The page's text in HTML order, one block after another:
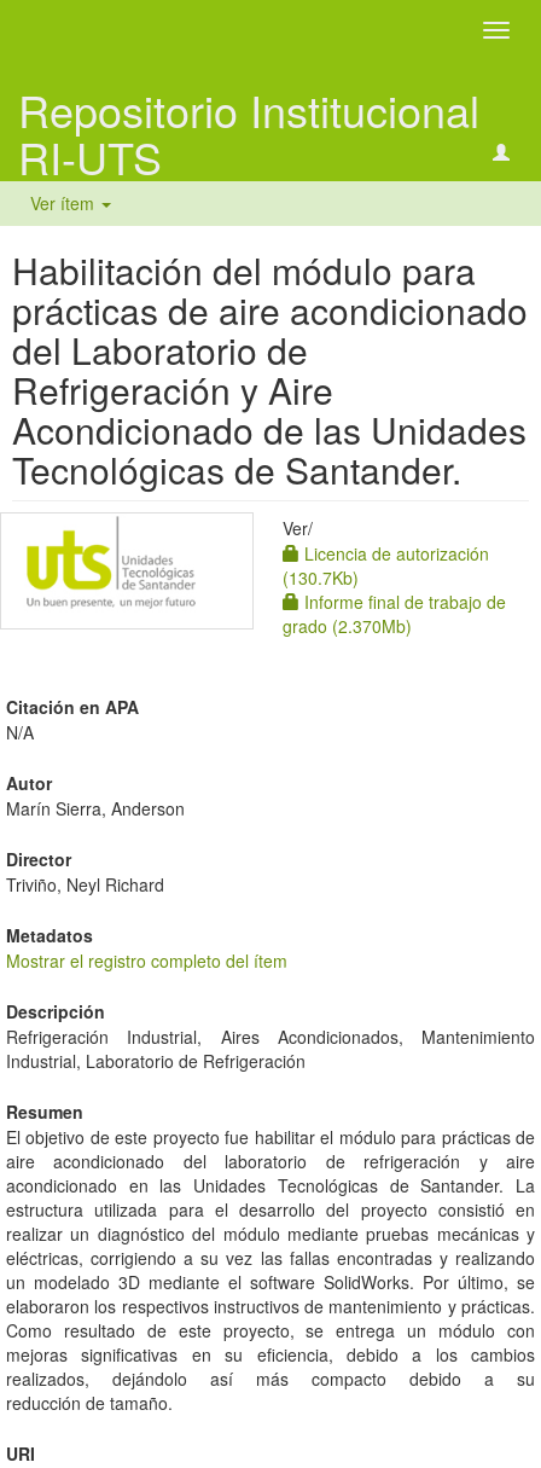
Repositorio Institucional
RI-UTS
Ver ítem
Habilitación del módulo para
prácticas de aire acondicionado
del Laboratorio de
Refrigeración y Aire
Acondicionado de las Unidades
Tecnológicas de Santander.
Ver/
Licencia de autorización
(130.7Kb)
Informe final de trabajo de
grado (2.370Mb)
Citación en APA
N/A
Autor
Marín Sierra, Anderson
Director
Triviño, Neyl Richard
Metadatos
Mostrar el registro completo del ítem
Descripción
Refrigeración Industrial, Aires Acondicionados, Mantenimiento
Industrial, Laboratorio de Refrigeración
Resumen
El objetivo de este proyecto fue habilitar el módulo para prácticas de
aire acondicionado del laboratorio de refrigeración y aire
acondicionado en las Unidades Tecnológicas de Santander. La
estructura utilizada para el desarrollo del proyecto consistió en
realizar un diagnóstico del módulo mediante pruebas mecánicas y
eléctricas, corrigiendo a su vez las fallas encontradas y realizando
un modelado 3D mediante el software SolidWorks. Por último, se
elaboraron los respectivos instructivos de mantenimiento y prácticas.
Como resultado de este proyecto, se entrega un módulo con
mejoras significativas en su eficiencia, debido a los cambios
realizados, dejándolo así más compacto debido a su
reducción de tamaño.
URI